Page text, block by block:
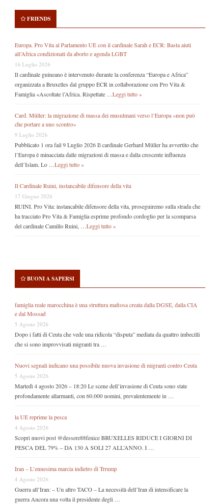
FRIENDS
Europa. Pro Vita al Parlamento UE con il cardinale Sarah e ECR: Basta aiuti
all’Africa condizionati da aborto e agenda LGBT
16 Luglio 2026
Il cardinale guineano è intervenuto durante la conferenza “Europa e Africa”
organizzata a Bruxelles dal gruppo ECR in collaborazione con Pro Vita &
Famiglia «Ascoltate l’Africa. Rispettate … Leggi tutto »
Card. Müller: la migrazione di massa dei musulmani verso l’Europa «non può
che portare a uno scontro»
9 Luglio 2026
Pubblicato 1 ora fail 9 Luglio 2026 Il cardinale Gerhard Müller ha avvertito che
l’Europa è minacciata dalle migrazioni di massa e dalla crescente influenza
dell’Islam. Lo … Leggi tutto »
Il Cardinale Ruini, instancabile difensore della vita
17 Giugno 2026
RUINI. Pro Vita: instancabile difensore della vita, proseguiremo sulla strada che
ha tracciato Pro Vita & Famiglia esprime profondo cordoglio per la scomparsa
del cardinale Camillo Ruini, … Leggi tutto »
BUONI A SAPERSI
famiglia reale marocchina è una struttura mafiosa creata dalla DGSE, dalla CIA
e dal Mossad
5 Agosto 2026
Dopo i fatti di Ceuta che vede una ridicola “disputa” mediata da quattro imbecilli
che si sono improvvisati migranti tra …
Nuovi segnali indicano una possibile nuova invasione di migranti contro Ceuta
5 Agosto 2026
Martedì 4 agosto 2026 – 18:20 Le scene dell’invasione di Ceuta sono state
profondamente allarmanti, con 60.000 uomini, prevalentemente in …
la UE reprime la pesca
4 Agosto 2026
Scopri nuovi post @dessere88fenice BRUXELLES RIDUCE I GIORNI DI
PESCA DEL 79% – DA 130 A SOLI 27 ALL’ANNO. I …
Iran – L’ennesima marcia indietro di Trrump
4 Agosto 2026
Guerra all’Iran: – Un altro TACO – La necessità dell’Iran di intensificare la
guerra Ancora una volta il presidente degli …